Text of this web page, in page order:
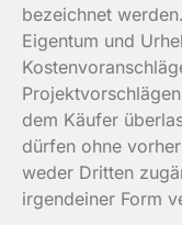
bezeichnet
Eigentum und
dem Käufer
dürfen ohne
weder Dritten
irgendeiner Form